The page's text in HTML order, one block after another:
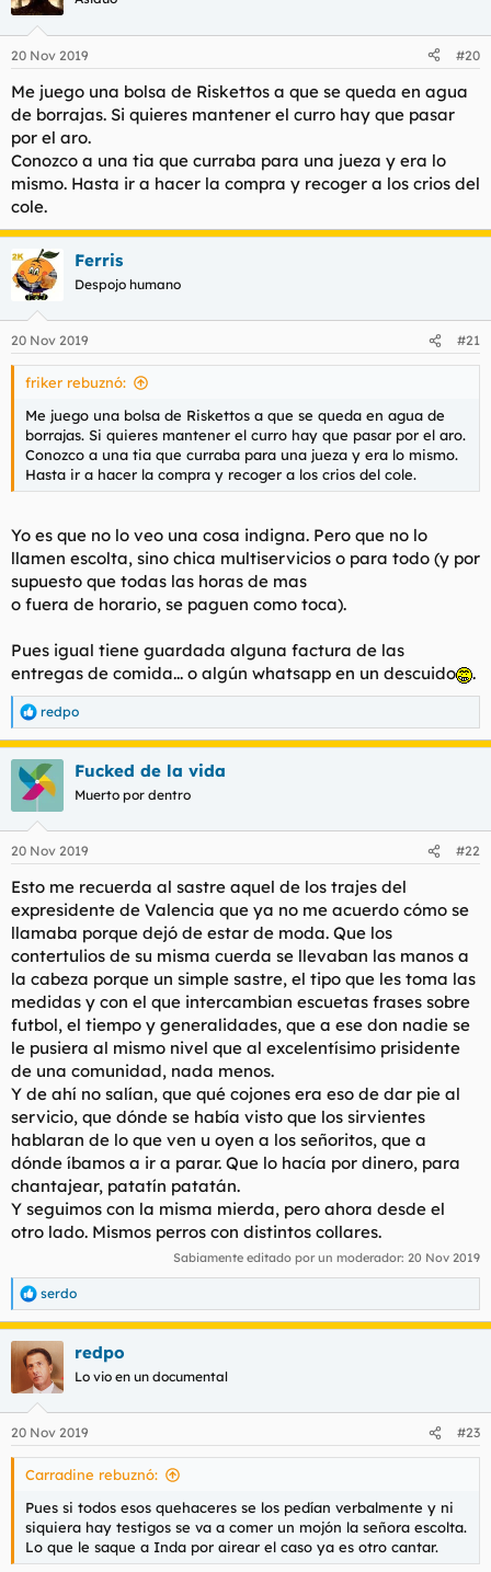
i
e
:
20 Nov 2019 #20
Me juego una bolsa de Riskettos a que se queda en agua
de borrajas. Si quieres mantener el curro hay que pasar
por el aro.
Conozco a una tia que curraba para una jueza y era lo
mismo. Hasta ir a hacer la compra y recoger a los crios del
cole.
Ferris
Despojo humano
20 Nov 2019 #21
friker rebuznó:
Me juego una bolsa de Riskettos a que se queda en agua de
borrajas. Si quieres mantener el curro hay que pasar por el aro.
Conozco a una tia que curraba para una jueza y era lo mismo.
Hasta ir a hacer la compra y recoger a los crios del cole.
Yo es que no lo veo una cosa indigna. Pero que no lo
llamen escolta, sino chica multiservicios o para todo (y por
supuesto que todas las horas de mas
o fuera de horario, se paguen como toca).
Pues igual tiene guardada alguna factura de las
entregas de comida... o algún whatsapp en un descuido
.
R
e
a
c
c
e
:
redpo
Fucked de la vida
Muerto por dentro
20 Nov 2019 #22
Esto me recuerda al sastre aquel de los trajes del
expresidente de Valencia que ya no me acuerdo cómo se
llamaba porque dejó de estar de moda. Que los
contertulios de su misma cuerda se llevaban las manos a
la cabeza porque un simple sastre, el tipo que les toma las
medidas y con el que intercambian escuetas frases sobre
futbol, el tiempo y generalidades, que a ese don nadie se
le pusiera al mismo nivel que al excelentísimo prisidente
de una comunidad, nada menos.
Y de ahí no salían, que qué cojones era eso de dar pie al
servicio, que dónde se había visto que los sirvientes
hablaran de lo que ven u oyen a los señoritos, que a
dónde íbamos a ir a parar. Que lo hacía por dinero, para
chantajear, patatín patatán.
Y seguimos con la misma mierda, pero ahora desde el
otro lado. Mismos perros con distintos collares.
Sabiamente editado por un moderador: 20 Nov 2019
R
e
a
c
c
i
e
s
serdo
redpo
Lo vio en un documental
20 Nov 2019 #23
Carradine rebuznó:
Pues si todos esos quehaceres se los pedían verbalmente y ni
siquiera hay testigos se va a comer un mojón la señora escolta.
Lo que le saque a Inda por airear el caso ya es otro cantar.